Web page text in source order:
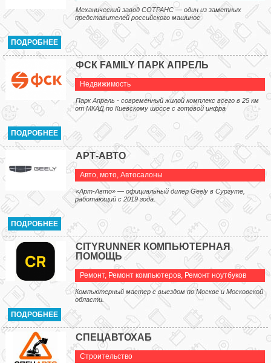
Механический завод СОТРАНС — один из заметных
представителей российского машинос
ПОДРОБНЕЕ
ФСК FAMILY ПАРК АПРЕЛЬ
Недвижимость
Парк Апрель - современный жилой комплекс всего в 25 км
от МКАД по Киевскому шоссе с готовой инфра
ПОДРОБНЕЕ
АРТ-АВТО
Авто, мото, Автосалоны
«Арт-Авто» — официальный дилер Geely в Сургуте,
работающий с 2019 года.
ПОДРОБНЕЕ
CITYRUNNER КОМПЬЮТЕРНАЯ
ПОМОЩЬ
Ремонт, Ремонт компьютеров, Ремонт ноутбуков
Компьютерный мастер с выездом по Москве и Московской
области.
ПОДРОБНЕЕ
СПЕЦАВТОХАБ
Строительство